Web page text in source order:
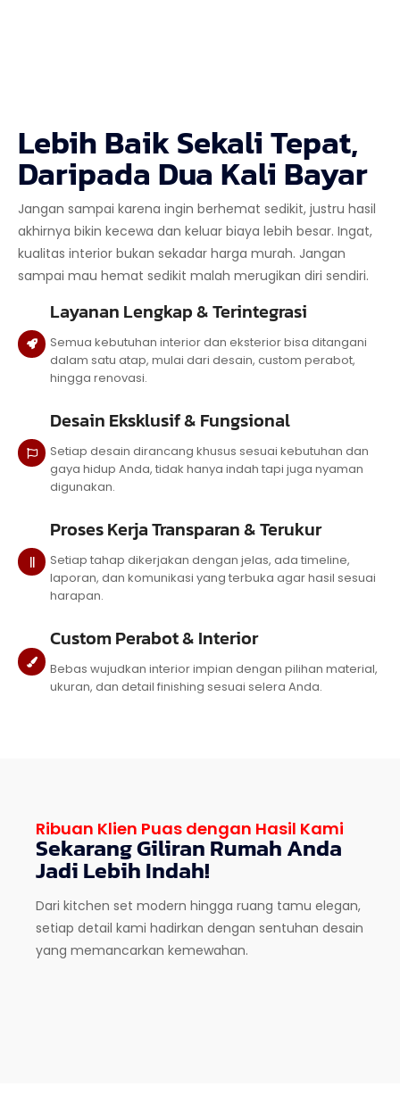
Lebih Baik Sekali Tepat,
Daripada Dua Kali Bayar
Jangan sampai karena ingin berhemat sedikit, justru hasil
akhirnya bikin kecewa dan keluar biaya lebih besar. Ingat,
kualitas interior bukan sekadar harga murah. Jangan
sampai mau hemat sedikit malah merugikan diri sendiri.
Layanan Lengkap & Terintegrasi
Semua kebutuhan interior dan eksterior bisa ditangani
dalam satu atap, mulai dari desain, custom perabot,
hingga renovasi.
Desain Eksklusif & Fungsional
Setiap desain dirancang khusus sesuai kebutuhan dan
gaya hidup Anda, tidak hanya indah tapi juga nyaman
digunakan.
Proses Kerja Transparan & Terukur
Setiap tahap dikerjakan dengan jelas, ada timeline,
laporan, dan komunikasi yang terbuka agar hasil sesuai
harapan.
Custom Perabot & Interior
Bebas wujudkan interior impian dengan pilihan material,
ukuran, dan detail finishing sesuai selera Anda.
Ribuan Klien Puas dengan Hasil Kami
Sekarang Giliran Rumah Anda
Jadi Lebih Indah!
Dari kitchen set modern hingga ruang tamu elegan,
setiap detail kami hadirkan dengan sentuhan desain
yang memancarkan kemewahan.